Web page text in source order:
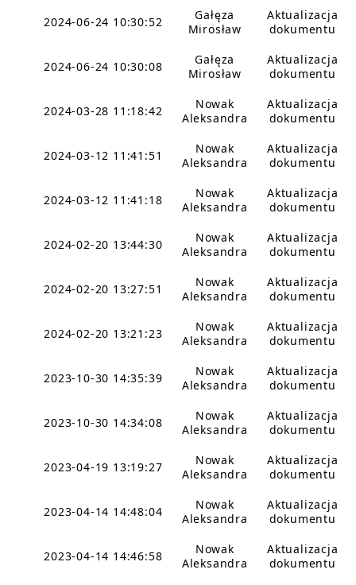
2024-06-24 10:30:52
Gałęza
Mirosław
Aktualizacja
dokumentu
2024-06-24 10:30:08
Gałęza
Mirosław
Aktualizacja
dokumentu
2024-03-28 11:18:42
Nowak
Aleksandra
Aktualizacja
dokumentu
2024-03-12 11:41:51
Nowak
Aleksandra
Aktualizacja
dokumentu
2024-03-12 11:41:18
Nowak
Aleksandra
Aktualizacja
dokumentu
2024-02-20 13:44:30
Nowak
Aleksandra
Aktualizacja
dokumentu
2024-02-20 13:27:51
Nowak
Aleksandra
Aktualizacja
dokumentu
2024-02-20 13:21:23
Nowak
Aleksandra
Aktualizacja
dokumentu
2023-10-30 14:35:39
Nowak
Aleksandra
Aktualizacja
dokumentu
2023-10-30 14:34:08
Nowak
Aleksandra
Aktualizacja
dokumentu
2023-04-19 13:19:27
Nowak
Aleksandra
Aktualizacja
dokumentu
2023-04-14 14:48:04
Nowak
Aleksandra
Aktualizacja
dokumentu
2023-04-14 14:46:58
Nowak
Aleksandra
Aktualizacja
dokumentu